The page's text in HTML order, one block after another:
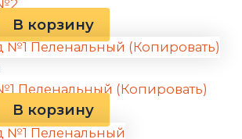
В корзину
Пеленальный (Копировать)
В корзину